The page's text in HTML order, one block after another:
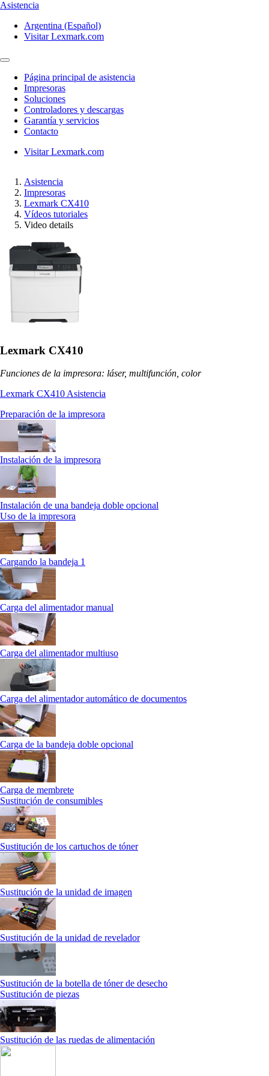
Asistencia
Argentina (Español)
Visitar Lexmark.com
Página principal de asistencia
Impresoras
Soluciones
Controladores y descargas
Garantía y servicios
Contacto
Visitar Lexmark.com
Asistencia
Impresoras
Lexmark CX410
Vídeos tutoriales
Video details
Lexmark CX410
Funciones de la impresora: láser, multifunción, color
Lexmark CX410 Asistencia
Preparación de la impresora
Instalación de la impresora
Instalación de una bandeja doble opcional
Uso de la impresora
Cargando la bandeja 1
Carga del alimentador manual
Carga del alimentador multiuso
Carga del alimentador automático de documentos
Carga de la bandeja doble opcional
Carga de membrete
Sustitución de consumibles
Sustitución de los cartuchos de tóner
Sustitución de la unidad de imagen
Sustitución de la unidad de revelador
Sustitución de la botella de tóner de desecho
Sustitución de piezas
Sustitución de las ruedas de alimentación